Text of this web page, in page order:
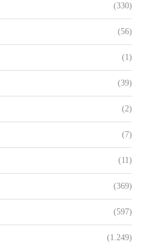
(330)
(56)
(1)
(39)
(2)
(7)
(11)
(369)
(597)
(1.249)